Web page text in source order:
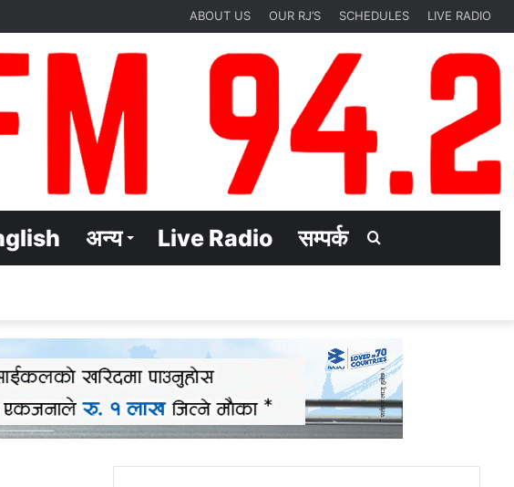
ABOUT US OUR RJ’S SCHEDULES LIVE RADIO
अन्य Live Radio सम्पर्क